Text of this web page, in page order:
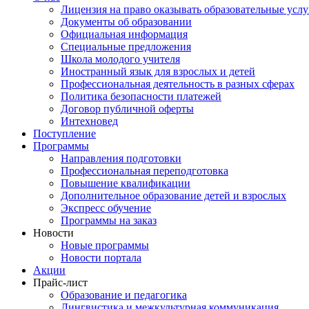
Лицензия на право оказывать образовательные
Документы об образовании
Официальная информация
Специальные предложения
Школа молодого учителя
Иностранный язык для взрослых и детей
Профессиональная деятельность в разных сферах
Политика безопасности платежей
Договор публичной оферты
Интехновед
Поступление
Программы
Направления подготовки
Профессиональная переподготовка
Повышение квалификации
Дополнительное образование детей и взрослых
Экспресс обучение
Программы на заказ
Новости
Новые программы
Новости портала
Акции
Прайс-лист
Образование и педагогика